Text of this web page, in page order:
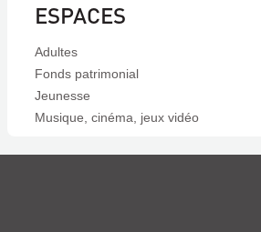
ESPACES
Adultes
Fonds patrimonial
Jeunesse
Musique, cinéma, jeux vidéo